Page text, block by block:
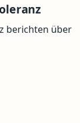
berichten über